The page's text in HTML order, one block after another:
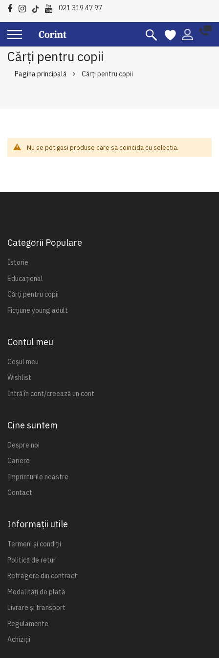
021 319 47 97
Cărți pentru copii
Pagina principală Cărți pentru copii
Nu se pot gasi produse care sa coincida cu selectia.
Categorii Populare
Istorie
Educațional
Cărți pentru copii
Ficțiune young adult
Contul meu
Coșul meu
Wishlist
Intră în cont/creează un cont
Cine suntem
Despre noi
Cariere
Imprinturile noastre
Contact
Informații utile
Termeni și condiții
Politică de retur
Retragere din contract
Modalități de plată
Livrare și transport
Regulamente
Achiziții